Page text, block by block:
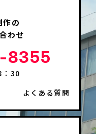
作の
わせ
8355
：30
よくある質問